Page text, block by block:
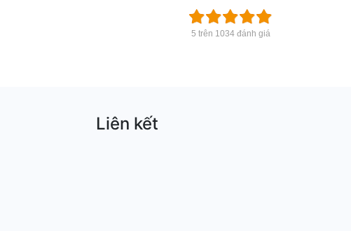
5 trên 1034 đánh giá
Liên kết